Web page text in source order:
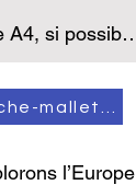
A4, si possible
part et les
l’Europe